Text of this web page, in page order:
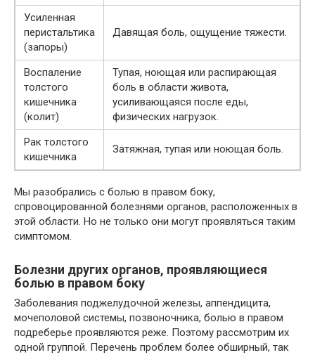
Усиленная
перистальтика
(запоры)
Давящая боль, ощущение тяжести.
Воспаление
толстого
кишечника
(колит)
Тупая, ноющая или распирающая
боль в области живота,
усиливающаяся после еды,
физических нагрузок.
Рак толстого
кишечника
Затяжная, тупая или ноющая боль.
Мы разобрались с болью в правом боку,
спровоцированной болезнями органов, расположенных в
этой области. Но не только они могут проявляться таким
симптомом.
Болезни других органов, проявляющиеся
болью в правом боку
Заболевания поджелудочной железы, аппендицита,
мочеполовой системы, позвоночника, болью в правом
подреберье проявляются реже. Поэтому рассмотрим их
одной группой. Перечень проблем более обширный, так